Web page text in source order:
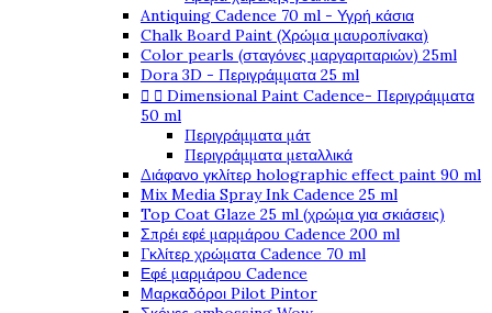
Antiquing Cadence 70 ml - Υγρή κάσια
Chalk Board Paint (Χρώμα μαυροπίνακα)
Color pearls (σταγόνες μαργαριταριών) 25ml
Dora 3D - Περιγράμματα 25 ml
  Dimensional Paint Cadence- Περιγράμματα
50 ml
Περιγράμματα μάτ
Περιγράμματα μεταλλικά
Διάφανο γκλίτερ holographic effect paint 90 ml
Mix Media Spray Ink Cadence 25 ml
Top Coat Glaze 25 ml (χρώμα για σκιάσεις)
Σπρέι εφέ μαρμάρου Cadence 200 ml
Γκλίτερ χρώματα Cadence 70 ml
Εφέ μαρμάρου Cadence
Μαρκαδόροι Pilot Pintor